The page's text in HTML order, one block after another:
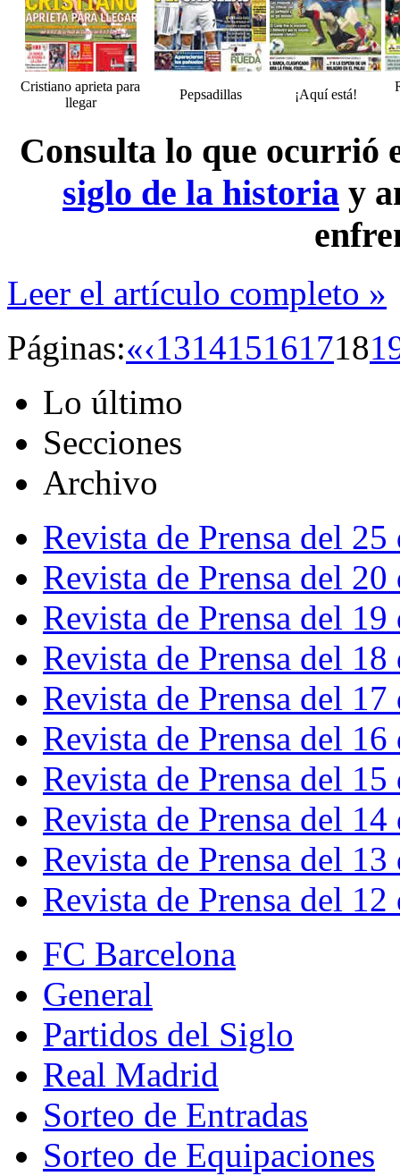
Cristiano aprieta para
llegar
Pepsadillas ¡Aquí está!
Consulta lo que ocurrió
siglo de la historia y
Leer el artículo completo »
Páginas:«‹131415161718
Lo último
Secciones
Archivo
Revista de Prensa del
Revista de Prensa del
Revista de Prensa del
Revista de Prensa del
Revista de Prensa del
Revista de Prensa del
Revista de Prensa del
Revista de Prensa del
Revista de Prensa del
Revista de Prensa del
FC Barcelona
General
Partidos del Siglo
Real Madrid
Sorteo de Entradas
Sorteo de Equipaciones